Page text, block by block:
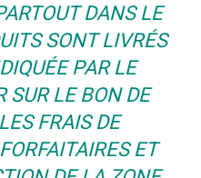
DANS LE
SONT LIVRÉS
PAR LE
SUR LE BON DE
FRAIS DE
ET